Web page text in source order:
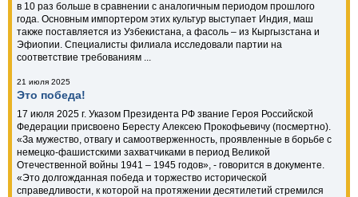
в 10 раз больше в сравнении с аналогичным периодом прошлого
года. Основным импортером этих культур выступает Индия, маш
также поставляется из Узбекистана, а фасоль – из Кыргызстана и
Эфиопии. Специалисты филиала исследовали партии на
соответствие требованиям ...
21 июля 2025
Это победа!
17 июля 2025 г. Указом Президента РФ звание Героя Российской
Федерации присвоено Бересту Алексею Прокофьевичу (посмертно).
«За мужество, отвагу и самоотверженность, проявленные в борьбе с
немецко-фашистскими захватчиками в период Великой
Отечественной войны 1941 – 1945 годов», - говорится в документе.
«Это долгожданная победа и торжество исторической
справедливости, к которой на протяжении десятилетий стремился